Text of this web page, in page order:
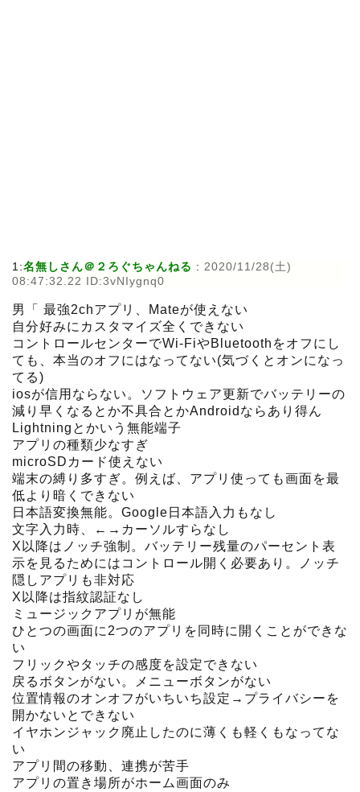
1:名無しさん＠２ろぐちゃんねる : 2020/11/28(土)
08:47:32.22 ID:3vNIygnq0
男「 最強2chアプリ、Mateが使えない
自分好みにカスタマイズ全くできない
コントロールセンターでWi-FiやBluetoothをオフにし
ても、本当のオフにはなってない(気づくとオンになっ
てる)
iosが信用ならない。ソフトウェア更新でバッテリーの
減り早くなるとか不具合とかAndroidならあり得ん
Lightningとかいう無能端子
アプリの種類少なすぎ
microSDカード使えない
端末の縛り多すぎ。例えば、アプリ使っても画面を最
低より暗くできない
日本語変換無能。Google日本語入力もなし
文字入力時、←→カーソルすらなし
X以降はノッチ強制。バッテリー残量のパーセント表
示を見るためにはコントロール開く必要あり。ノッチ
隠しアプリも非対応
X以降は指紋認証なし
ミュージックアプリが無能
ひとつの画面に2つのアプリを同時に開くことができな
い
フリックやタッチの感度を設定できない
戻るボタンがない。メニューボタンがない
位置情報のオンオフがいちいち設定→プライバシーを
開かないとできない
イヤホンジャック廃止したのに薄くも軽くもなってな
い
アプリ間の移動、連携が苦手
アプリの置き場所がホーム画面のみ